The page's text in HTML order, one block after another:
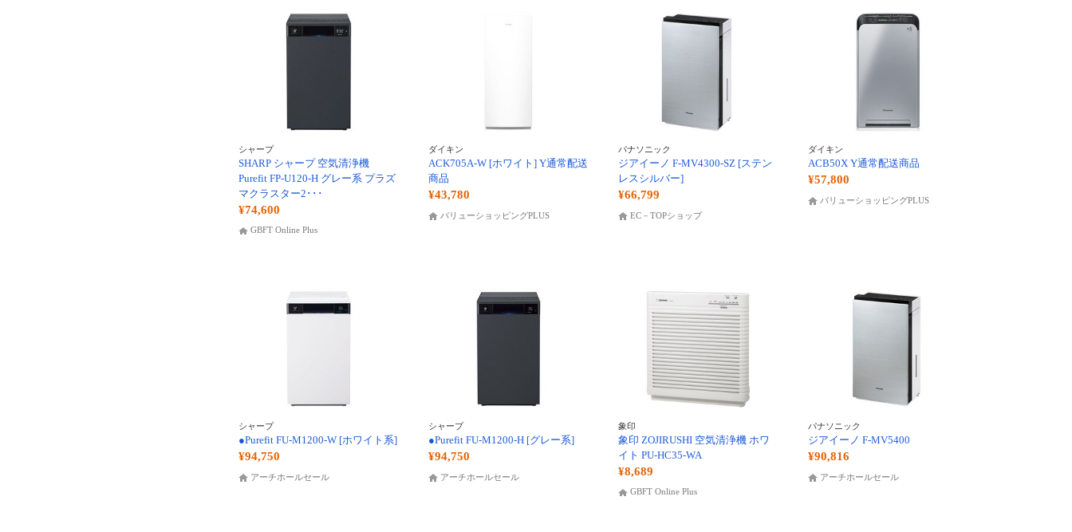
シャープ
SHARP シャープ 空気清浄機
Purefit FP-U120-H グレー系 プラズ
マクラスター2･･･
¥74,600
GBFT Online Plus
ダイキン
ACK705A-W [ホワイト] Y通常配送
商品
¥43,780
バリューショッピングPLUS
パナソニック
ジアイーノ F-MV4300-SZ [ステン
レスシルバー]
¥66,799
EC－TOPショップ
ダイキン
ACB50X Y通常配送商品
¥57,800
バリューショッピングPLUS
シャープ
●Purefit FU-M1200-W [ホワイト系]
¥94,750
アーチホールセール
シャープ
●Purefit FU-M1200-H [グレー系]
¥94,750
アーチホールセール
象印
象印 ZOJIRUSHI 空気清浄機 ホワ
イト PU-HC35-WA
¥8,689
GBFT Online Plus
パナソニック
ジアイーノ F-MV5400
¥90,816
アーチホールセール